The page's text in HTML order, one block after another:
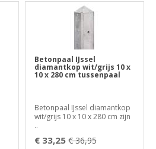
Betonpaal IJssel
diamantkop wit/grijs 10 x
10 x 280 cm tussenpaal
Betonpaal IJssel diamantkop
wit/grijs 10 x 10 x 280 cm zijn
..
€ 33,25 € 36,95